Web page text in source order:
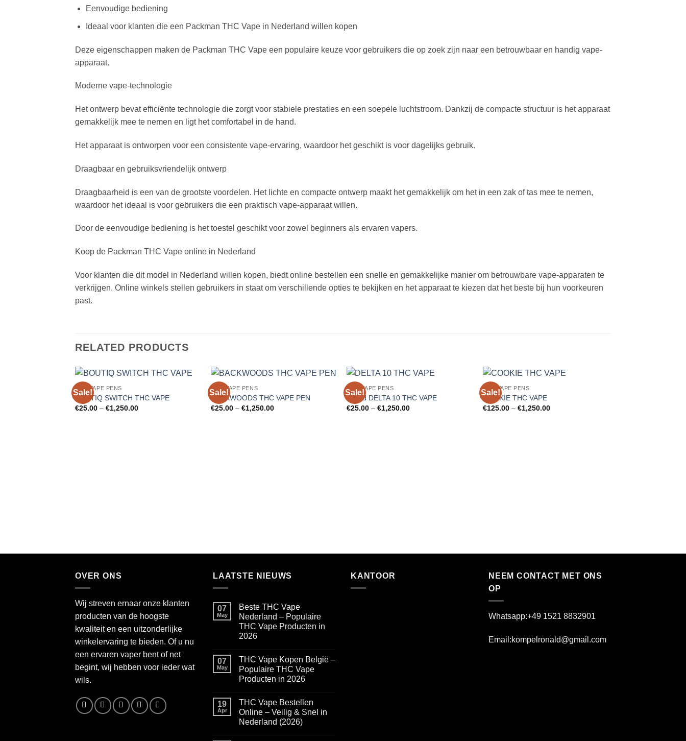
Eenvoudige bediening
Ideaal voor klanten die een Packman THC Vape in Nederland willen kopen
Deze eigenschappen maken de Packman THC Vape een populaire keuze voor gebruikers die op zoek zijn naar een betrouwbaar en handig vape-
apparaat.
Moderne vape-technologie
Het ontwerp bevat efficiënte technologie die zorgt voor stabiele prestaties en een soepele luchtstroom. Dankzij de compacte structuur is het apparaat
gemakkelijk mee te nemen en ligt het comfortabel in de hand.
Het apparaat is ontworpen voor een consistente vape-ervaring, waardoor het geschikt is voor dagelijks gebruik.
Draagbaar en gebruiksvriendelijk ontwerp
Draagbaarheid is een van de grootste voordelen. Het lichte en compacte ontwerp maakt het gemakkelijk om het in een zak of tas mee te nemen,
waardoor het ideaal is voor gebruikers die een praktisch vape-apparaat willen.
Door de eenvoudige bediening is het toestel geschikt voor zowel beginners als ervaren vapers.
Koop de Packman THC Vape online in Nederland
Voor klanten die dit model in Nederland willen kopen, biedt online bestellen een snelle en gemakkelijke manier om betrouwbare vape-apparaten te
verkrijgen. Online winkels stellen gebruikers in staat om verschillende opties te bekijken en het apparaat te kiezen dat het beste bij hun voorkeuren
past.
RELATED PRODUCTS
Sale!
THC VAPE PENS
BOUTIQ SWITCH THC VAPE
€25.00 – €1,250.00Price
Sale!
wishlist
THC VAPE PENS
BACKWOODS THC VAPE PEN
€25.00 – €1,250.00Price
Sale!
THC VAPE PENS
Binoid DELTA 10 THC VAPE
€25.00 – €1,250.00Price
Sale!
THC VAPE PENS
COOKIE THC VAPE
€125.00 – €1,250.00Price
OVER ONS
Wij streven ernaar onze klanten
producten van de hoogste
kwaliteit en een uitzonderlijke
winkelervaring te bieden. Of u nu
een ervaren vaper bent of net
begint, wij hebben voor ieder wat
wils.
LAATSTE NIEUWS
07
May
Beste THC Vape
Nederland – Populaire
THC Vape Producten in
2026
Beste
THC
Vape
Populaire
THC
Vape
Producten
in
07
May
THC Vape Kopen België –
Populaire THC Vape
Producten in 2026
THC
Vape
Kopen
19
Apr
THC Vape Bestellen
Online – Veilig & Snel in
Nederland (2026)
KANTOOR
NEEM CONTACT MET ONS
OP
Whatsapp:+49 1521 8832901
Email:kompelronald@gmail.com